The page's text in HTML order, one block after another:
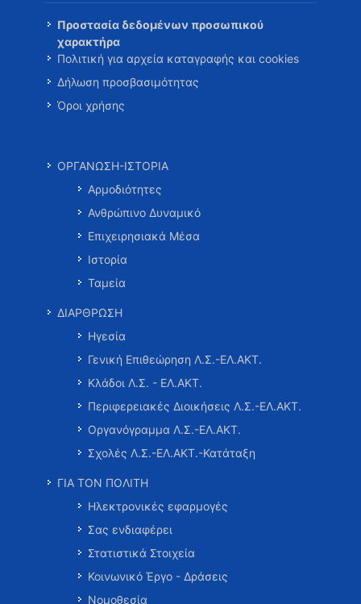
Προστασία δεδομένων προσωπικού
χαρακτήρα
Πολιτική για αρχεία καταγραφής και cookies
Δήλωση προσβασιμότητας
Όροι χρήσης
ΟΡΓΑΝΩΣΗ-ΙΣΤΟΡΙΑ
Αρμοδιότητες
Ανθρώπινο Δυναμικό
Επιχειρησιακά Μέσα
Ιστορία
Ταμεία
ΔΙΑΡΘΡΩΣΗ
Ηγεσία
Γενική Επιθεώρηση Λ.Σ.-ΕΛ.ΑΚΤ.
Κλάδοι Λ.Σ. - ΕΛ.ΑΚΤ.
Περιφερειακές Διοικήσεις Λ.Σ.-ΕΛ.ΑΚΤ.
Οργανόγραμμα Λ.Σ.-ΕΛ.ΑΚΤ.
Σχολές Λ.Σ.-ΕΛ.ΑΚΤ.-Κατάταξη
ΓΙΑ ΤΟΝ ΠΟΛΙΤΗ
Ηλεκτρονικές εφαρμογές
Σας ενδιαφέρει
Στατιστικά Στοιχεία
Κοινωνικό Έργο - Δράσεις
Νομοθεσία